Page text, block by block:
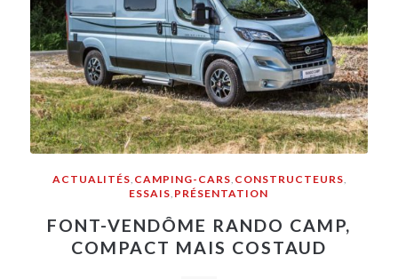
ACTUALITÉS, CAMPING-CARS, CONSTRUCTEURS,
ESSAIS, PRÉSENTATION
FONT-VENDÔME RANDO CAMP,
COMPACT MAIS COSTAUD